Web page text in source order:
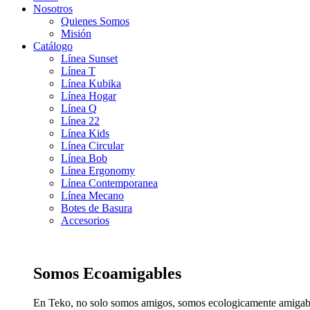
Nosotros
Quienes Somos
Misión
Catálogo
Línea Sunset
Línea T
Línea Kubika
Línea Hogar
Línea Q
Línea 22
Línea Kids
Línea Circular
Línea Bob
Línea Ergonomy
Línea Contemporanea
Línea Mecano
Botes de Basura
Accesorios
Somos Ecoamigables
En Teko, no solo somos amigos, somos ecologicamente